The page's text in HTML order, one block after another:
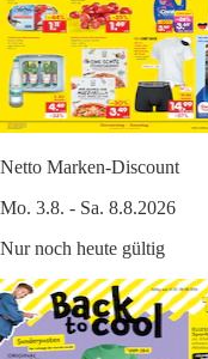
Netto Marken-Discount
Mo. 3.8. - Sa. 8.8.2026
Nur noch heute gültig